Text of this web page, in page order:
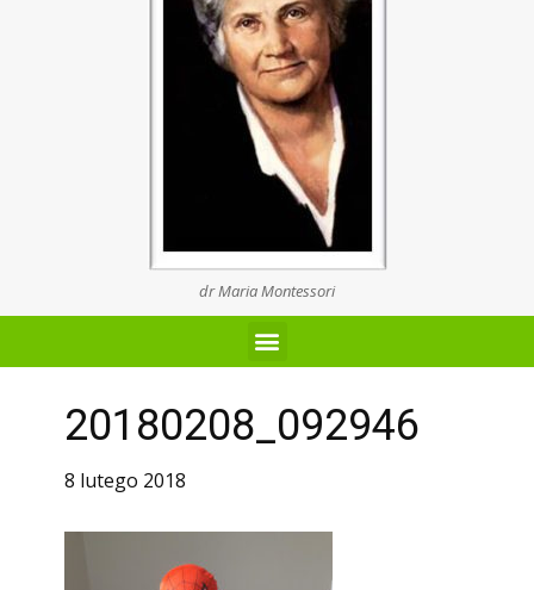
dr Maria Montessori
20180208_092946
8 lutego 2018